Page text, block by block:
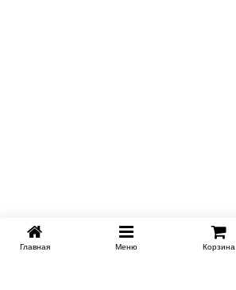
Главная Меню Корзина